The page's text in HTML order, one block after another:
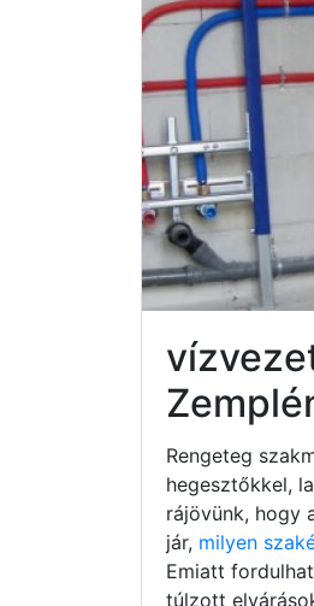
Rengeteg
hegesztőkkel,
rájövünk, hogy
jár, milyen
Emiatt
túlzott